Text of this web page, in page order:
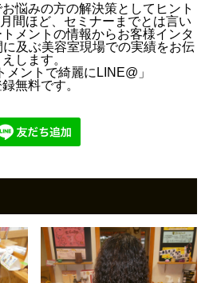
悩みの方の解決策としてヒント
間ほど、セミナーまでとは言い
メントの情報からお客様インタ
及ぶ美容室現場での実績をお伝
えします。
メントで綺麗にLINE@」
無料です。